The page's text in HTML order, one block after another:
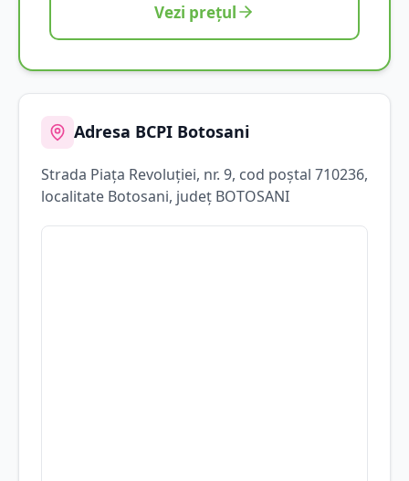
Vezi prețul
Adresa BCPI Botosani
Strada Piața Revoluției, nr. 9, cod poștal 710236,
localitate Botosani, județ BOTOSANI